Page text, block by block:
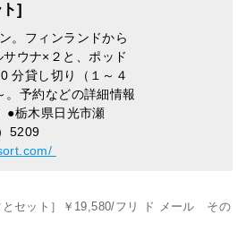
]
。フィンランドから
ウナ×２と、ポッド
分貸し切り（１～４
予約などの詳細情報
●栃木県日光市瀬
5209
とセット］￥19,580/フリ ド メール その